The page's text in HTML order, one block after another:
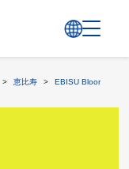
> 恵比寿 > EBISU Bloomin‘